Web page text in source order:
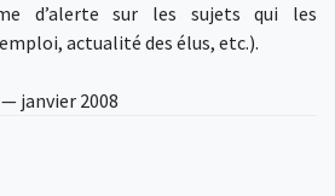
d’alerte sur les sujets qui les
actualité des élus, etc.).
janvier 2008